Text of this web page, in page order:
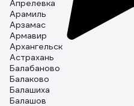
Апрелевка
Арамиль
Арзамас
Армавир
Архангельск
Астрахань
Балабаново
Балаково
Балашиха
Балашов